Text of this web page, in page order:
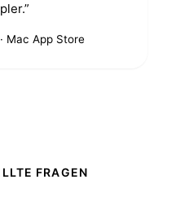
Mac App Store
FRAGEN